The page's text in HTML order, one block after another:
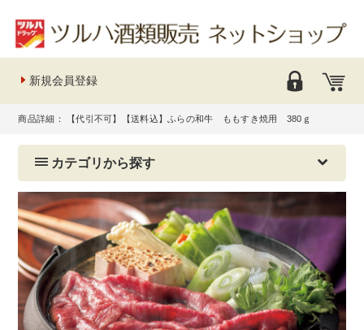
新規会員登録
商品詳細： 【代引不可】【送料込】ふらの和牛 ももすき焼用 380ｇ
カテゴリから探す